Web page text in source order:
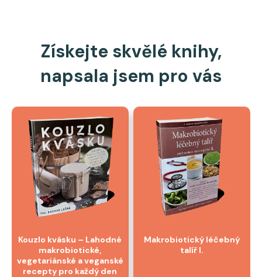
Získejte skvělé knihy,
napsala jsem pro vás
Kouzlo kvásku – Lahodné
makrobiotické,
vegetariánské a veganské
recepty pro každý den
Makrobiotický léčebný
talíř I.